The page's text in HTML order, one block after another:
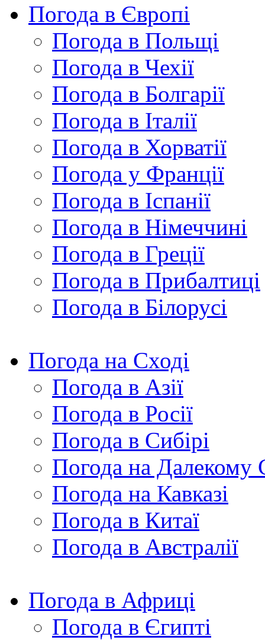
Погода в Європі
Погода в Польщі
Погода в Чехії
Погода в Болгарії
Погода в Італії
Погода в Хорватії
Погода у Франції
Погода в Іспанії
Погода в Німеччині
Погода в Греції
Погода в Прибалтиці
Погода в Білорусі
Погода на Сході
Погода в Азії
Погода в Росії
Погода в Сибірі
Погода на Далекому
Погода на Кавказі
Погода в Китаї
Погода в Австралії
Погода в Африці
Погода в Єгипті